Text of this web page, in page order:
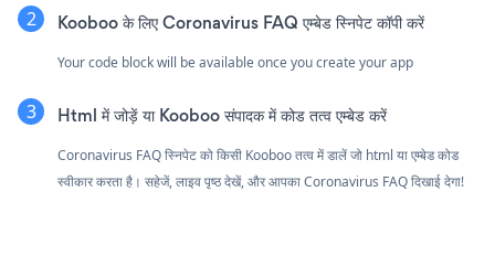
Kooboo के लिए Coronavirus FAQ एम्बेड स्निपेट कॉपी करें
Your code block will be available once you create your app
Html में जोड़ें या Kooboo संपादक में कोड तत्व एम्बेड करें
Coronavirus FAQ स्निपेट को किसी Kooboo तत्व में डालें जो html या एम्बेड कोड
स्वीकार करता है। सहेजें, लाइव पृष्ठ देखें, और आपका Coronavirus FAQ दिखाई देगा!